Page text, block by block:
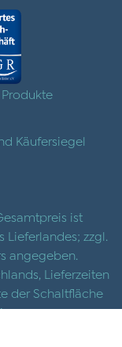
ist
zzgl.
angegeben.
Lieferzeiten
der Schaltfläche